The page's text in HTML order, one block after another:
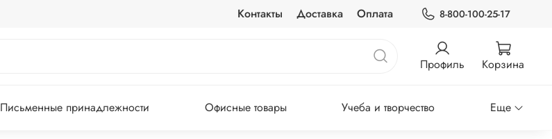
Контакты Доставка Оплата 8-800-100-25-17
Профиль Корзина
Письменные принадлежности Офисные товары Учеба и творчество Еще